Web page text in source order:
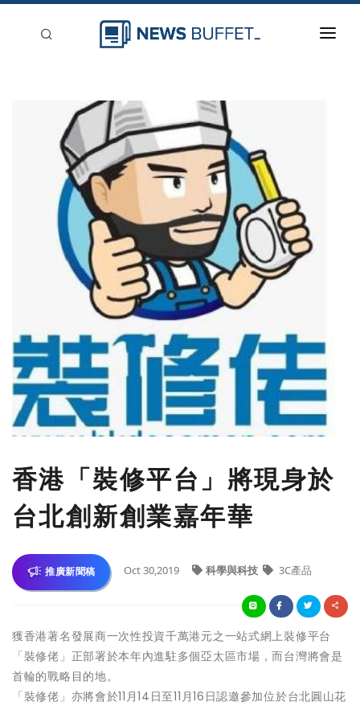
新聞稿分類
登入
刊登
香港「裝修平台」將現身於
台北創新創業嘉年華
推廣新聞稿 Oct 30,2019 科學與科技 3C產品
獲香港著名發展商一次性投資千萬港元之一站式網上裝修平台
「裝修佬」正部署於本年內進駐多個亞太區市場，而台灣將會是
首輪的戰略目的地。
「裝修佬」亦將會於11月14日至11月16日認邀參加位於台北圓山花